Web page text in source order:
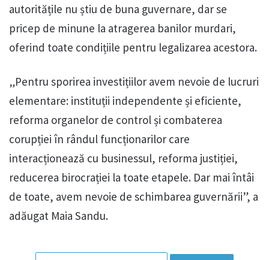
autoritățile nu știu de buna guvernare, dar se
pricep de minune la atragerea banilor murdari,
oferind toate condițiile pentru legalizarea acestora.
„Pentru sporirea investițiilor avem nevoie de lucruri
elementare: instituții independente și eficiente,
reforma organelor de control și combaterea
corupției în rândul funcționarilor care
interacționează cu businessul, reforma justiției,
reducerea birocrației la toate etapele. Dar mai întâi
de toate, avem nevoie de schimbarea guvernării”, a
adăugat Maia Sandu.